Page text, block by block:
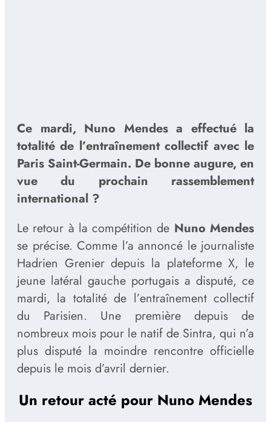
Ce mardi, Nuno Mendes a effectué la
totalité de l’entraînement collectif avec le
Paris Saint-Germain. De bonne augure, en
vue du prochain rassemblement
international ?
Le retour à la compétition de Nuno Mendes
se précise. Comme l’a annoncé le journaliste
Hadrien Grenier depuis la plateforme X, le
jeune latéral gauche portugais a disputé, ce
mardi, la totalité de l’entraînement collectif
du Parisien. Une première depuis de
nombreux mois pour le natif de Sintra, qui n’a
plus disputé la moindre rencontre officielle
depuis le mois d’avril dernier.
Un retour acté pour Nuno Mendes